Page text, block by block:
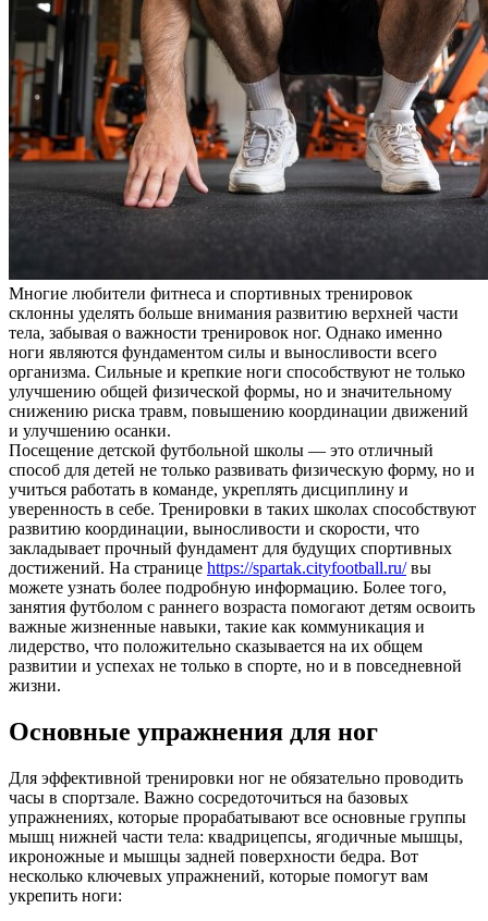
Многие любители фитнеса и спортивных тренировок
склонны уделять больше внимания развитию верхней части
тела, забывая о важности тренировок ног. Однако именно
ноги являются фундаментом силы и выносливости всего
организма. Сильные и крепкие ноги способствуют не только
улучшению общей физической формы, но и значительному
снижению риска травм, повышению координации движений
и улучшению осанки.
Посещение детской футбольной школы — это отличный
способ для детей не только развивать физическую форму, но и
учиться работать в команде, укреплять дисциплину и
уверенность в себе. Тренировки в таких школах способствуют
развитию координации, выносливости и скорости, что
закладывает прочный фундамент для будущих спортивных
достижений. На странице https://spartak.cityfootball.ru/вы
можете узнать более подробную информацию. Более того,
занятия футболом с раннего возраста помогают детям освоить
важные жизненные навыки, такие как коммуникация и
лидерство, что положительно сказывается на их общем
развитии и успехах не только в спорте, но и в повседневной
жизни.
Основные упражнения для ног
Для эффективной тренировки ног не обязательно проводить
часы в спортзале. Важно сосредоточиться на базовых
упражнениях, которые прорабатывают все основные группы
мышц нижней части тела: квадрицепсы, ягодичные мышцы,
икроножные и мышцы задней поверхности бедра. Вот
несколько ключевых упражнений, которые помогут вам
укрепить ноги: